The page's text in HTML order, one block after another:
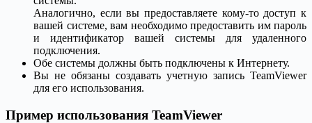
Аналогично, если вы предоставляете кому-то доступ к
вашей системе, вам необходимо предоставить им пароль
и идентификатор вашей системы для удаленного
подключения.
Обе системы должны быть подключены к Интернету.
Вы не обязаны создавать учетную запись TeamViewer
для его использования.
Пример использования TeamViewer